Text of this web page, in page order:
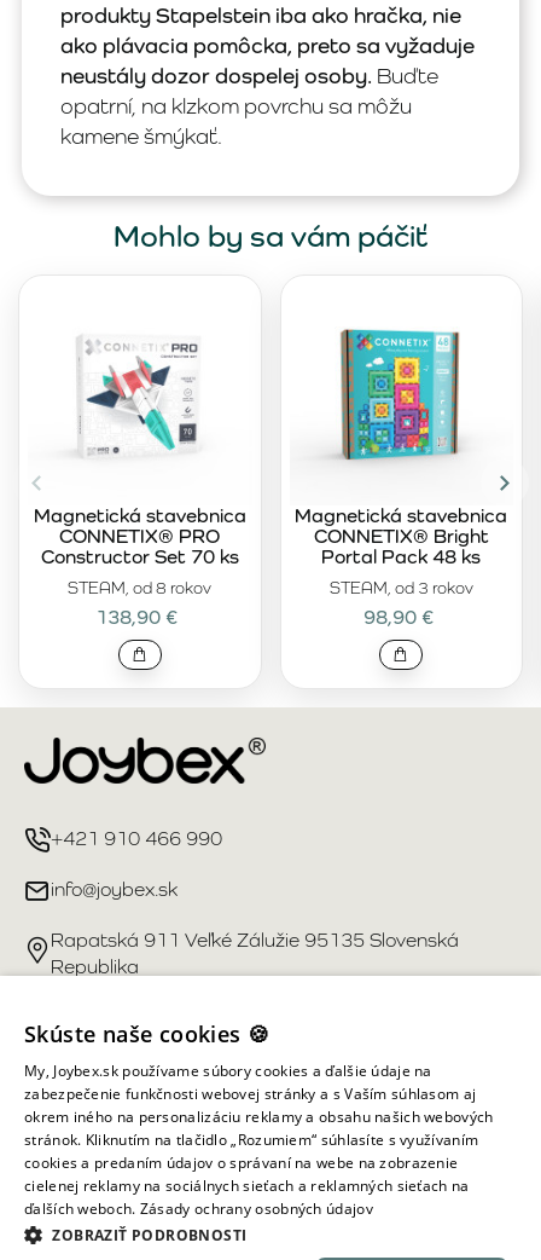
produkty Stapelstein iba ako hračka, nie
ako plávacia pomôcka, preto sa vyžaduje
neustály dozor dospelej osoby. Buďte
opatrní, na klzkom povrchu sa môžu
kamene šmýkať.
Mohlo by sa vám páčiť
STEAM, od 8 rokov
Magnetická stavebnica
CONNETIX® PRO
Constructor Set 70 ks
138,90 €
STEAM, od 3 rokov
Magnetická stavebnica
CONNETIX® Bright
Portal Pack 48 ks
98,90 €
+421 910 466 990
info@joybex.sk
Rapatská 911 Veľké Zálužie 95135 Slovenská
Republika
Užitočné odkazy
Účet
Informácie obchodu
Všetky práva vyhradené ©
Skúste naše cookies 🍪
My, Joybex.sk používame súbory cookies a ďalšie údaje na
zabezpečenie funkčnosti webovej stránky a s Vaším súhlasom aj
okrem iného na personalizáciu reklamy a obsahu našich webových
stránok. Kliknutím na tlačidlo „Rozumiem“ súhlasíte s využívaním
cookies a predaním údajov o správaní na webe na zobrazenie
cielenej reklamy na sociálnych sieťach a reklamných sieťach na
ďalších weboch. Zásady ochrany osobných údajov
ZOBRAZIŤ PODROBNOSTI